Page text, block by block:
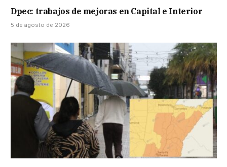
Dpec: trabajos de mejoras en Capital e Interior
5 de agosto de 2026